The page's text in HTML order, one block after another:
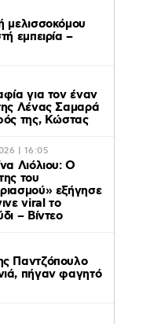
εμπειρία –
για τον έναν
Λένας Σαμαρά
της, Κώστας
| 16:05
Λιόλιου: Ο
του
εξήγησε
viral το
– Βίντεο
Παντζόπουλο
πήγαν φαγητό